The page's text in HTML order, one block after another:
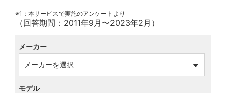
※1：本サービスで実施のアンケートより
（回答期間：2011年9月〜2023年2月）
メーカー
モデル